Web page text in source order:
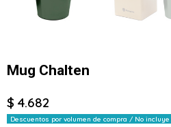
Mug Chalten
$ 4.682
Descuentos por volumen de compra / No